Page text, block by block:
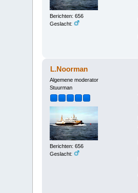
Berichten: 656
Geslacht:
L.Noorman
Algemene moderator
Stuurman
Berichten: 656
Geslacht: